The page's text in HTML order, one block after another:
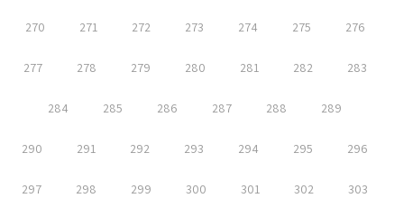
270 271 272 273 274 275 276
277 278 279 280 281 282 283
284 285 286 287 288 289
290 291 292 293 294 295 296
297 298 299 300 301 302 303